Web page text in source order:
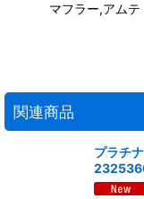
マフラー,アム
関連商品
プラチ